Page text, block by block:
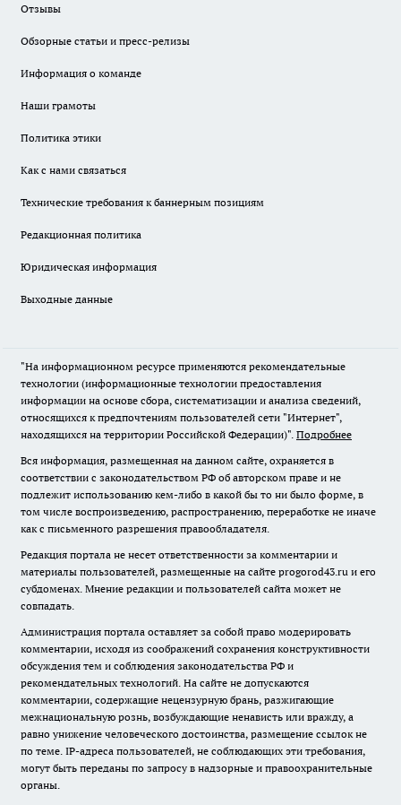
Отзывы
Обзорные статьи и пресс-релизы
Информация о команде
Наши грамоты
Политика этики
Как с нами связаться
Технические требования к баннерным позициям
Редакционная политика
Юридическая информация
Выходные данные
"На информационном ресурсе применяются рекомендательные
технологии (информационные технологии предоставления
информации на основе сбора, систематизации и анализа сведений,
относящихся к предпочтениям пользователей сети "Интернет",
находящихся на территории Российской Федерации)". Подробнее
Вся информация, размещенная на данном сайте, охраняется в
соответствии с законодательством РФ об авторском праве и не
подлежит использованию кем-либо в какой бы то ни было форме, в
том числе воспроизведению, распространению, переработке не иначе
как с письменного разрешения правообладателя.
Редакция портала не несет ответственности за комментарии и
материалы пользователей, размещенные на сайте progorod43.ru и его
субдоменах. Мнение редакции и пользователей сайта может не
совпадать.
Администрация портала оставляет за собой право модерировать
комментарии, исходя из соображений сохранения конструктивности
обсуждения тем и соблюдения законодательства РФ и
рекомендательных технологий. На сайте не допускаются
комментарии, содержащие нецензурную брань, разжигающие
межнациональную рознь, возбуждающие ненависть или вражду, а
равно унижение человеческого достоинства, размещение ссылок не
по теме. IP-адреса пользователей, не соблюдающих эти требования,
могут быть переданы по запросу в надзорные и правоохранительные
органы.